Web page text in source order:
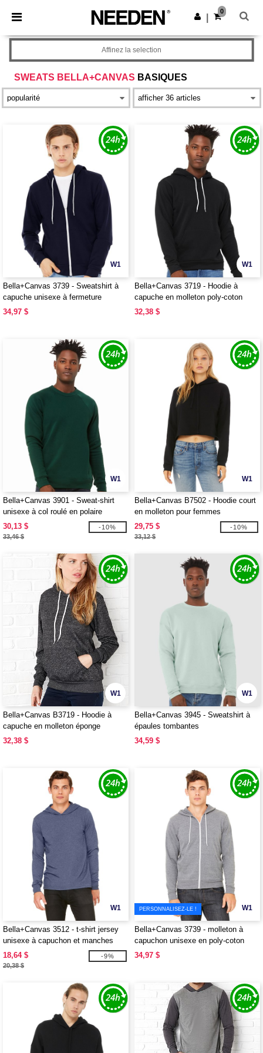
× Appli Needen
Meilleurs prix sur l’app !
Obtenir l'appli
0
SWEATS BELLA+CANVAS BASIQUES
Affinez la selection
W1
Bella+Canvas 3739 - Sweatshirt à
capuche unisexe à fermeture
intégrale
34,97 $
W1
Bella+Canvas 3719 - Hoodie à
capuche en molleton poly-coton
32,38 $
W1
Bella+Canvas 3901 - Sweat-shirt
unisexe à col roulé en polaire
éponge
30,13 $
33,46 $
-10%
W1
Bella+Canvas B7502 - Hoodie court
en molleton pour femmes
29,75 $
33,12 $
-10%
W1
Bella+Canvas B3719 - Hoodie à
capuche en molleton éponge
unisexe
32,38 $
W1
Bella+Canvas 3945 - Sweatshirt à
épaules tombantes
34,59 $
W1
Bella+Canvas 3512 - t-shirt jersey
unisexe à capuchon et manches
longues
18,64 $
20,38 $
-9%
W1
PERSONNALISEZ-LE !
Bella+Canvas 3739 - molleton à
capuchon unisexe en poly-coton
avec glissière tout au long
34,97 $